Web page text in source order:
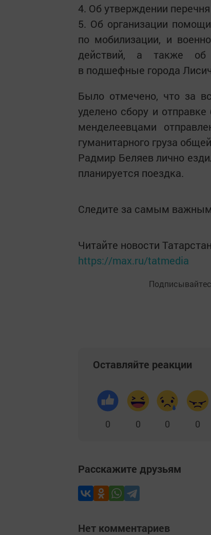
4. Об утверждении
5. Об организации
по мобилизации, и
действий, а также об
в подшефные города
Было отмечено, что за
уделено сбору и
менделеевцами
гуманитарного груза
Радмир Беляев лично
планируется поездка.
Следите за самым
Читайте новости
https://max.ru/tatmedia
Оставляйте реакции
0 0 0 0
Расскажите друзьям
Нет комментариев